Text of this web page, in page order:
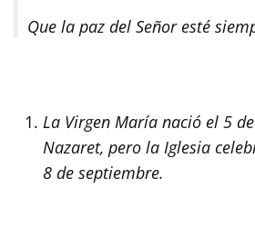
Que la paz del Señor esté
La Virgen María nació el 5
Nazaret, pero la Iglesia
8 de septiembre.